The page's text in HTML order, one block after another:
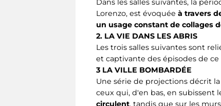
Dans les salles suivantes, la
Lorenzo, est évoquée à travers
un usage constant de collages
2. LA VIE DANS LES ABRIS
Les trois salles suivantes sont
et captivante des épisodes de
3 LA VILLE BOMBARDÉE
Une série de projections décrit
ceux qui, d'en bas, en subissent
circulent, tandis que sur les